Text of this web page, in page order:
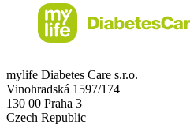
mylife Diabetes Care s.r.o.
Vinohradská 1597/174
130 00 Praha 3
Czech Republic